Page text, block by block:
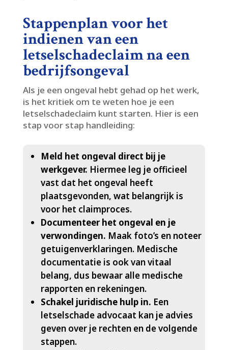
Stappenplan voor het
indienen van een
letselschadeclaim na een
bedrijfsongeval
Als je een ongeval hebt gehad op het werk,
is het kritiek om te weten hoe je een
letselschadeclaim kunt starten.​ Hier is een
stap voor stap handleiding:
Meld het ongeval direct bij je
werkgever.​ Hiermee leg je officieel
vast dat het ongeval heeft
plaatsgevonden, wat belangrijk is
voor het claimproces.​
Documenteer het ongeval en je
verwondingen.​ Maak foto’s en noteer
getuigenverklaringen.​ Medische
documentatie is ook van vitaal
belang, dus bewaar alle medische
rapporten en rekeningen.​
Schakel juridische hulp in.​ Een
letselschade advocaat kan je advies
geven over je rechten en de volgende
stappen.​